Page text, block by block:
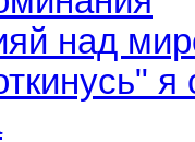
над
я